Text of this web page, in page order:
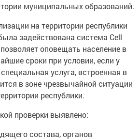
муниципальных образований.
на территории республики
задействована система Cell
оповещать население в
сроки при условии, если у
услуга, встроенная в
в зоне чрезвычайной ситуации
республики.
проверки выявлено:
состава, органов